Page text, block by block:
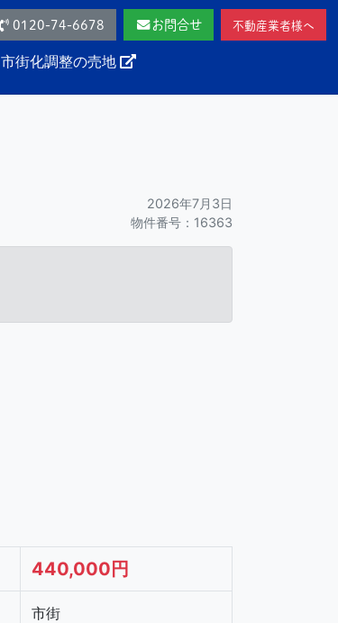
市街化調整の売地
0120-74-6678 お問合せ 不動産業者様へ
2026年7月3日
物件番号：16363
440,000円
市街